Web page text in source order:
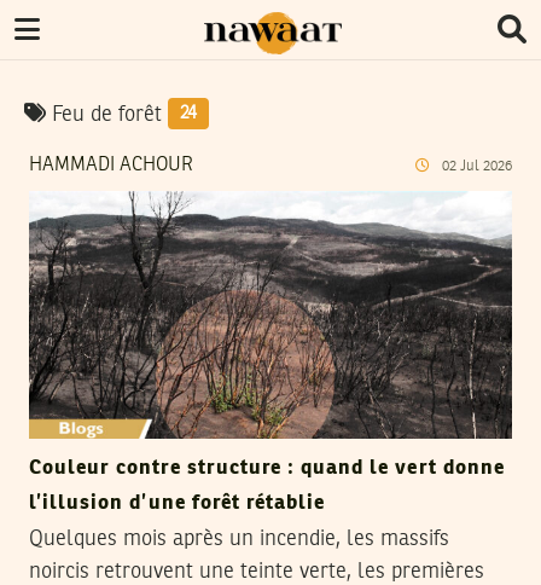
Feu de forêt 24
HAMMADI ACHOUR 02 Jul 2026
Couleur contre structure : quand le vert donne
l’illusion d’une forêt rétablie
Quelques mois après un incendie, les massifs
noircis retrouvent une teinte verte, les premières